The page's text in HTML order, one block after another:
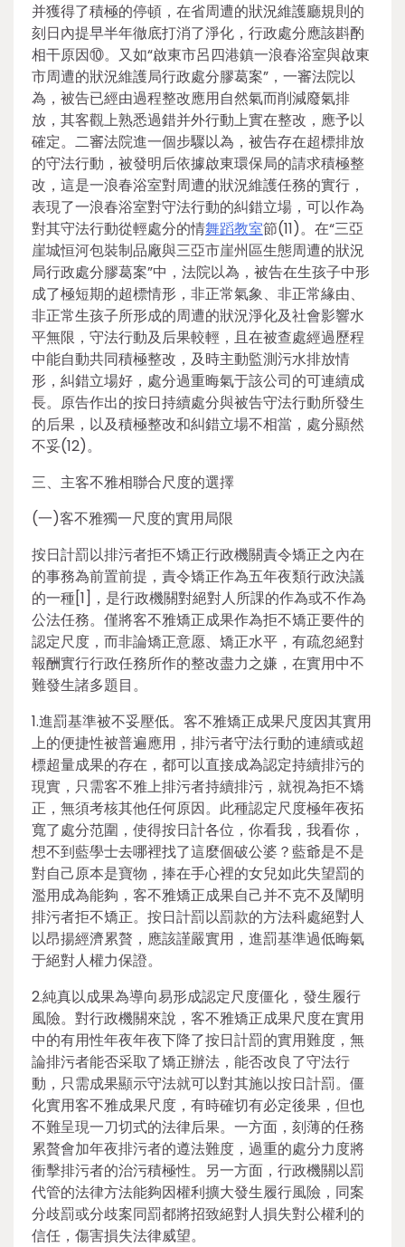
并獲得了積極的停頓，在省周遭的狀況維護廳規則的
刻日內提早半年徹底打消了淨化，行政處分應該斟酌
相干原因⑩。又如“啟東市呂四港鎮一浪春浴室與啟東
市周遭的狀況維護局行政處分膠葛案”，一審法院以
為，被告已經由過程整改應用自然氣而削減廢氣排
放，其客觀上熟悉過錯并外行動上實在整改，應予以
確定。二審法院進一個步驟以為，被告存在超標排放
的守法行動，被發明后依據啟東環保局的請求積極整
改，這是一浪春浴室對周遭的狀況維護任務的實行，
表現了一浪春浴室對守法行動的糾錯立場，可以作為
對其守法行動從輕處分的情舞蹈教室節(11)。在“三亞
崖城恒河包裝制品廠與三亞市崖州區生態周遭的狀況
局行政處分膠葛案”中，法院以為，被告在生孩子中形
成了極短期的超標情形，非正常氣象、非正常緣由、
非正常生孩子所形成的周遭的狀況淨化及社會影響水
平無限，守法行動及后果較輕，且在被查處經過歷程
中能自動共同積極整改，及時主動監測污水排放情
形，糾錯立場好，處分過重晦氣于該公司的可連續成
長。原告作出的按日持續處分與被告守法行動所發生
的后果，以及積極整改和糾錯立場不相當，處分顯然
不妥(12)。
三、主客不雅相聯合尺度的選擇
(一)客不雅獨一尺度的實用局限
按日計罰以排污者拒不矯正行政機關責令矯正之內在
的事務為前置前提，責令矯正作為五年夜類行政決議
的一種[1]，是行政機關對絕對人所課的作為或不作為
公法任務。僅將客不雅矯正成果作為拒不矯正要件的
認定尺度，而非論矯正意愿、矯正水平，有疏忽絕對
報酬實行行政任務所作的整改盡力之嫌，在實用中不
難發生諸多題目。
1.進罰基準被不妥壓低。客不雅矯正成果尺度因其實用
上的便捷性被普遍應用，排污者守法行動的連續或超
標超量成果的存在，都可以直接成為認定持續排污的
現實，只需客不雅上排污者持續排污，就視為拒不矯
正，無須考核其他任何原因。此種認定尺度極年夜拓
寬了處分范圍，使得按日計各位，你看我，我看你，
想不到藍學士去哪裡找了這麼個破公婆？藍爺是不是
對自己原本是寶物，捧在手心裡的女兒如此失望罰的
濫用成為能夠，客不雅矯正成果自己并不克不及闡明
排污者拒不矯正。按日計罰以罰款的方法科處絕對人
以昂揚經濟累贅，應該謹嚴實用，進罰基準過低晦氣
于絕對人權力保證。
2.純真以成果為導向易形成認定尺度僵化，發生履行
風險。對行政機關來說，客不雅矯正成果尺度在實用
中的有用性年夜年夜下降了按日計罰的實用難度，無
論排污者能否采取了矯正辦法，能否改良了守法行
動，只需成果顯示守法就可以對其施以按日計罰。僵
化實用客不雅成果尺度，有時確切有必定後果，但也
不難呈現一刀切式的法律后果。一方面，刻薄的任務
累贅會加年夜排污者的遵法難度，過重的處分力度將
衝擊排污者的治污積極性。另一方面，行政機關以罰
代管的法律方法能夠因權利擴大發生履行風險，同案
分歧罰或分歧案同罰都將招致絕對人損失對公權利的
信任，傷害損失法律威望。